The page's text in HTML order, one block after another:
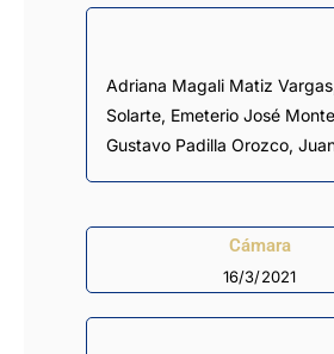
Adriana Magali Matiz Vargas
Solarte, Emeterio José
Gustavo Padilla Orozco,
Cámara
16/3/2021